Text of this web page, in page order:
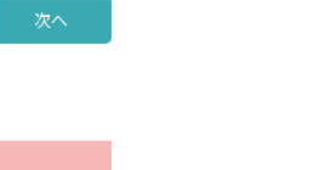
次へ